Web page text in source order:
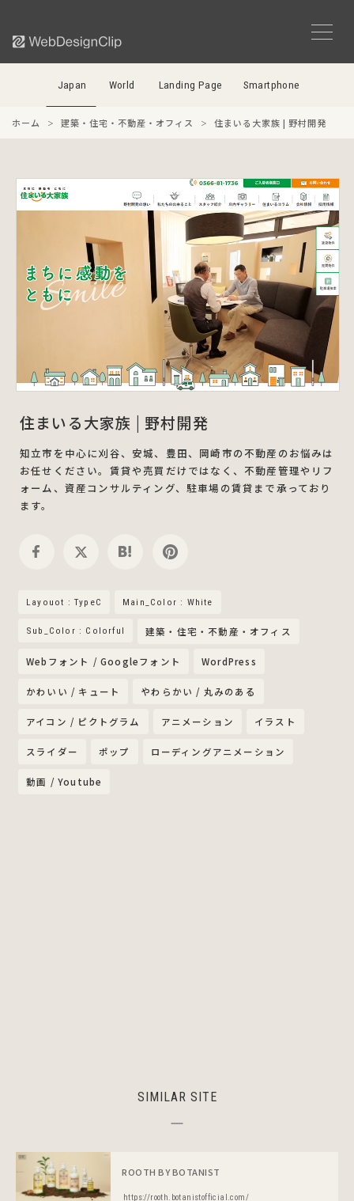
Japan World Landing Page Smartphone
ホーム 建築・住宅・不動産・オフィス 住まいる大家族 | 野村開発
住まいる大家族 | 野村開発
知立市を中心に刈谷、安城、豊田、岡崎市の不動産のお悩みは
お任せください。賃貸や売買だけではなく、不動産管理やリフ
ォーム、資産コンサルティング、駐車場の賃貸まで承っており
ます。
Layouot : TypeC Main_Color : White
Sub_Color : Colorful 建築・住宅・不動産・オフィス
Webフォント / Googleフォント WordPress
かわいい / キュート やわらかい / 丸みのある
アイコン / ピクトグラム アニメーション イラスト
スライダー ポップ ローディングアニメーション
動画 / Youtube
SIMILAR SITE
ROOTH BY BOTANIST
https://rooth.botanistofficial.com/